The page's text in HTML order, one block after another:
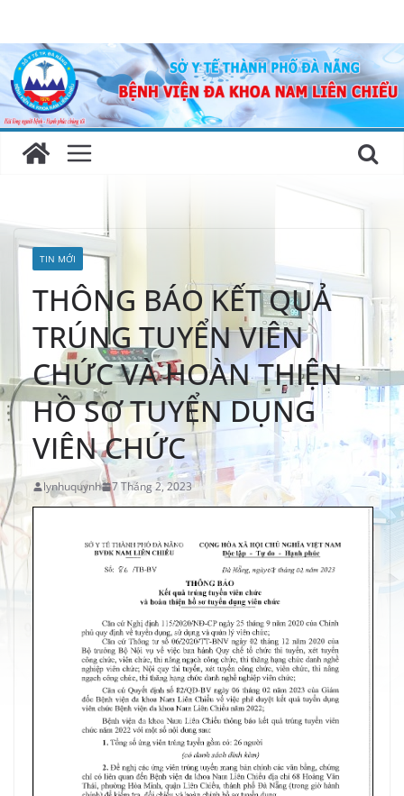
content
TIN MỚI
THÔNG BÁO KẾT QUẢ
TRÚNG TUYỂN VIÊN
CHỨC VÀ HOÀN THIỆN
HỒ SƠ TUYỂN DỤNG
VIÊN CHỨC
lynhuquynh 7 Tháng 2, 2023